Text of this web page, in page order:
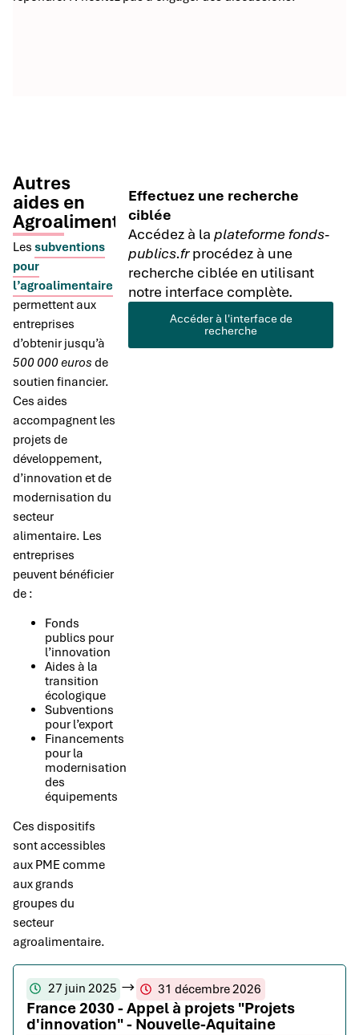
Autres
aides en
Agroalimentaire
Les subventions
pour
l’agroalimentaire
permettent aux
entreprises
d’obtenir jusqu’à
500 000 euros de
soutien financier.
Ces aides
accompagnent les
projets de
développement,
d’innovation et de
modernisation du
secteur
alimentaire. Les
entreprises
peuvent bénéficier
de :
Fonds
publics pour
l’innovation
Aides à la
transition
écologique
Subventions
pour l’export
Financements
pour la
modernisation
des
équipements
Ces dispositifs
sont accessibles
aux PME comme
aux grands
groupes du
secteur
agroalimentaire.
Effectuez une recherche
ciblée
Accédez à laplateforme fonds-
publics.frprocédez à une
recherche ciblée en utilisant
notre interface complète.
Accéder à l'interface de
recherche
27 juin 2025 31 décembre 2026
France 2030 - Appel à projets "Projets
d'innovation" - Nouvelle-Aquitaine